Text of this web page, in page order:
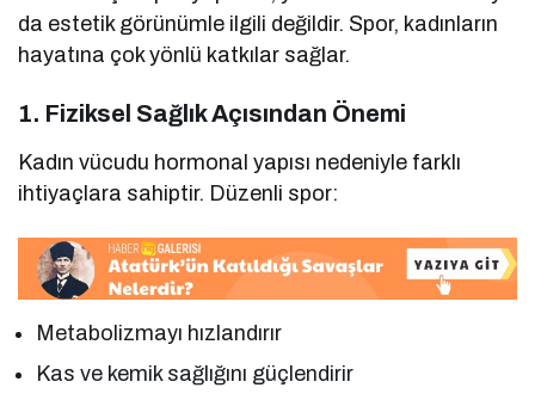
da estetik görünümle ilgili değildir. Spor, kadınların
hayatına çok yönlü katkılar sağlar.
1. Fiziksel Sağlık Açısından Önemi
Kadın vücudu hormonal yapısı nedeniyle farklı
ihtiyaçlara sahiptir. Düzenli spor:
Metabolizmayı hızlandırır
Kas ve kemik sağlığını güçlendirir